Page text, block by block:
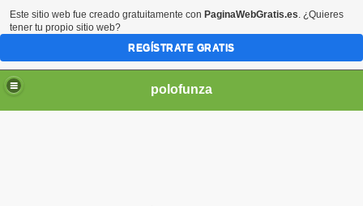
polofunza
Este sitio web fue creado gratuitamente con PaginaWebGratis.es. ¿Quieres
tener tu propio sitio web?
REGÍSTRATE GRATIS